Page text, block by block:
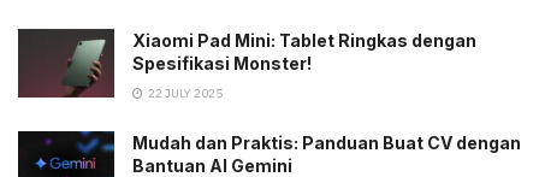
Xiaomi Pad Mini: Tablet Ringkas dengan
Spesifikasi Monster!
22 JULY 2025
Mudah dan Praktis: Panduan Buat CV dengan
Bantuan AI Gemini